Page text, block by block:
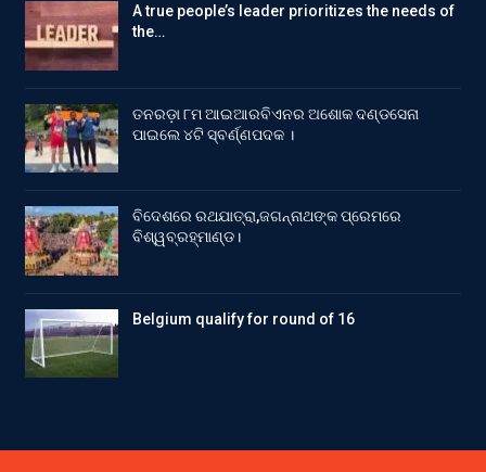
A true people’s leader prioritizes the needs of
the…
ତନରଡ଼ା ୮ମ ଆଇଆରବିଏନର ଅଶୋକ ଦଣ୍ଡସେନା
ପାଇଲେ ୪ଟି ସ୍ବର୍ଣ୍ଣପଦକ ।
ବିଦେଶରେ ରଥଯାତ୍ରା,ଜଗନ୍ନାଥଙ୍କ ପ୍ରେମରେ
ବିଶ୍ୱବ୍ରହ୍ମାଣ୍ଡ।
Belgium qualify for round of 16